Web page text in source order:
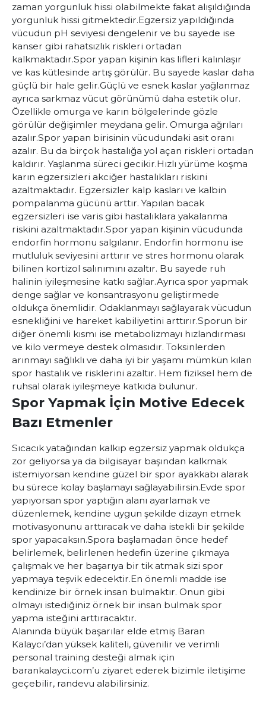
zaman yorgunluk hissi olabilmekte fakat alışıldığında
yorgunluk hissi gitmektedir.Egzersiz yapıldığında
vücudun pH seviyesi dengelenir ve bu sayede ise
kanser gibi rahatsızlık riskleri ortadan
kalkmaktadır.Spor yapan kişinin kas lifleri kalınlaşır
ve kas kütlesinde artış görülür. Bu sayede kaslar daha
güçlü bir hale gelir.Güçlü ve esnek kaslar yağlanmaz
ayrıca sarkmaz vücut görünümü daha estetik olur.
Özellikle omurga ve karın bölgelerinde gözle
görülür değişimler meydana gelir. Omurga ağrıları
azalır.Spor yapan birisinin vücudundaki asit oranı
azalır. Bu da birçok hastalığa yol açan riskleri ortadan
kaldırır. Yaşlanma süreci gecikir.Hızlı yürüme koşma
karın egzersizleri akciğer hastalıkları riskini
azaltmaktadır. Egzersizler kalp kasları ve kalbin
pompalanma gücünü arttır. Yapılan bacak
egzersizleri ise varis gibi hastalıklara yakalanma
riskini azaltmaktadır.Spor yapan kişinin vücudunda
endorfin hormonu salgılanır. Endorfin hormonu ise
mutluluk seviyesini arttırır ve stres hormonu olarak
bilinen kortizol salınımını azaltır. Bu sayede ruh
halinin iyileşmesine katkı sağlar.Ayrıca spor yapmak
denge sağlar ve konsantrasyonu geliştirmede
oldukça önemlidir. Odaklanmayı sağlayarak vücudun
esnekliğini ve hareket kabiliyetini arttırır.Sporun bir
diğer önemli kısmı ise metabolizmayı hızlandırması
ve kilo vermeye destek olmasıdır. Toksinlerden
arınmayı sağlıklı ve daha iyi bir yaşamı mümkün kılan
spor hastalık ve risklerini azaltır. Hem fiziksel hem de
ruhsal olarak iyileşmeye katkıda bulunur.
Spor Yapmak İçin Motive Edecek
Bazı Etmenler
Sıcacık yatağından kalkıp egzersiz yapmak oldukça
zor geliyorsa ya da bilgisayar başından kalkmak
istemiyorsan kendine güzel bir spor ayakkabı alarak
bu sürece kolay başlamayı sağlayabilirsin.Evde spor
yapıyorsan spor yaptığın alanı ayarlamak ve
düzenlemek, kendine uygun şekilde dizayn etmek
motivasyonunu arttıracak ve daha istekli bir şekilde
spor yapacaksın.Spora başlamadan önce hedef
belirlemek, belirlenen hedefin üzerine çıkmaya
çalışmak ve her başarıya bir tik atmak sizi spor
yapmaya teşvik edecektir.En önemli madde ise
kendinize bir örnek insan bulmaktır. Onun gibi
olmayı istediğiniz örnek bir insan bulmak spor
yapma isteğini arttıracaktır.
Alanında büyük başarılar elde etmiş Baran
Kalaycı’dan yüksek kaliteli, güvenilir ve verimli
personal training desteği almak için
barankalayci.com’u ziyaret ederek bizimle iletişime
geçebilir, randevu alabilirsiniz.